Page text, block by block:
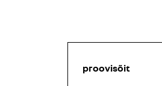
proovisõit